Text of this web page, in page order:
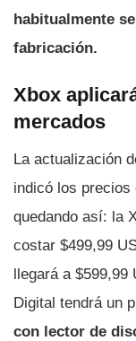
habitualmente
fabricación.
Xbox
mercados
La actualización
indicó los precios
quedando así: la
costar $499,99
llegará a $599,99
Digital tendrá un
con lector de